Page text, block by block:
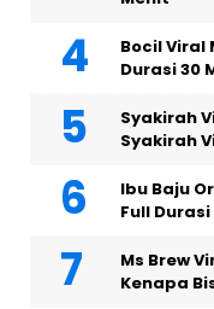
Bocil Viral
Durasi 30
Syakirah
Syakirah
Ibu Baju
Full Durasi
Ms Brew
Kenapa